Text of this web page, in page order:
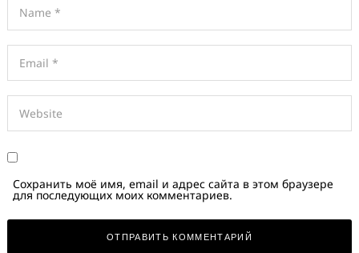
Сохранить моё имя, email и адрес сайта в этом браузере
для последующих моих комментариев.